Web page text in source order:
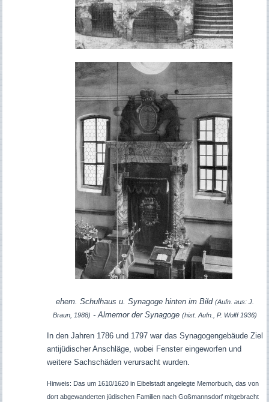
ehem. Schulhaus u. Synagoge hinten im Bild(Aufn. aus: J.
Braun, 1988) - Almemor der Synagoge(hist. Aufn., P. Wolff 1936)
In den Jahren 1786 und 1797 war das Synagogengebäude Ziel
antijüdischer Anschläge, wobei Fenster eingeworfen und
weitere Sachschäden verursacht wurden.
Hinweis: Das um 1610/1620 in Eibelstadt angelegte Memorbuch, das von
dort abgewanderten jüdischen Familien nach Goßmannsdorf mitgebracht